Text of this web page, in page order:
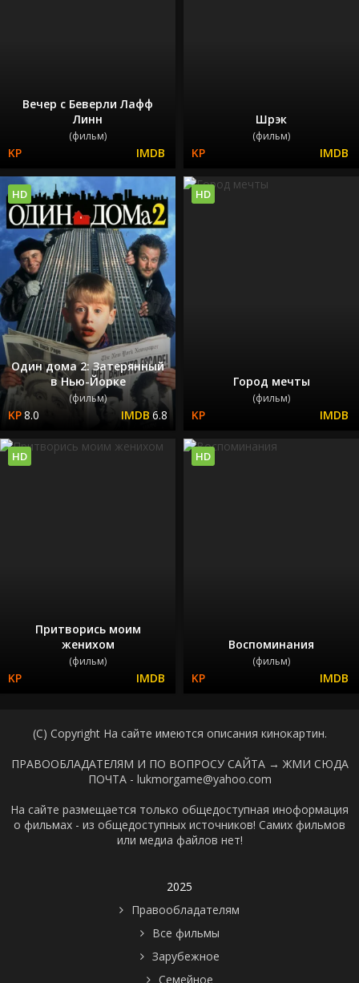
Вечер с Беверли Лафф
Линн
(фильм)
Шрэк
(фильм)
Один дома 2: Затерянный
в Нью-Йорке
(фильм)
8.0 6.8
HD
Город мечты
(фильм)
HD
Притворись моим
женихом
(фильм)
HD
Воспоминания
(фильм)
HD
(C) Copyright На сайте имеются описания кинокартин.
ПРАВООБЛАДАТЕЛЯМ И ПО ВОПРОСУ САЙТА → ЖМИ СЮДА
ПОЧТА - lukmorgame@yahoo.com
На сайте размещается только общедоступная иноформация
о фильмах - из общедоступных источников! Самих фильмов
или медиа файлов нет!
2025
Правообладателям
Все фильмы
Зарубежное
Семейное